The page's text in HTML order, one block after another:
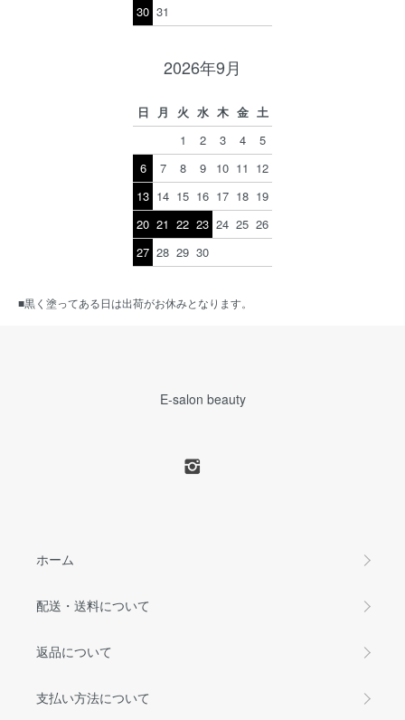
30 31
2026年9月
日 月 火 水 木 金 土
1
2 3 4
5
6
7 8 9 10 11 12
13 14 15 16 17 18 19
20 21 22 23 24 25 26
27 28 29 30
■黒く塗ってある日は出荷がお休みとなります。
E-salon beauty
ホーム
配送・送料について
返品について
支払い方法について